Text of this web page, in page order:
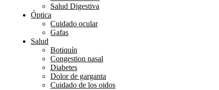
Salud Digestiva
Óptica
Cuidado ocular
Gafas
Salud
Botiquín
Congestion nasal
Diabetes
Dolor de garganta
Cuidado de los oidos